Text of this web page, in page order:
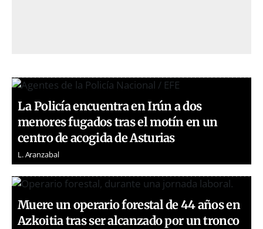
La Policía encuentra en Irún a dos
menores fugados tras el motín en un
centro de acogida de Asturias
L. Aranzabal
Muere un operario forestal de 44 años en
Azkoitia tras ser alcanzado por un tronco